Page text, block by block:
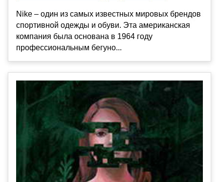
Nike – один из самых известных мировых брендов
спортивной одежды и обуви. Эта американская
компания была основана в 1964 году
профессиональным бегуно...